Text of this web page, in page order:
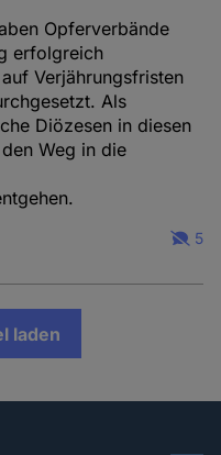
Opferverbände
erfolgreich
Verjährungsfristen
Als
Diözesen in diesen
Weg in die
5
laden